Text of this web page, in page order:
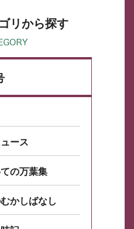
リから探す
ース
の万葉集
かしばなし